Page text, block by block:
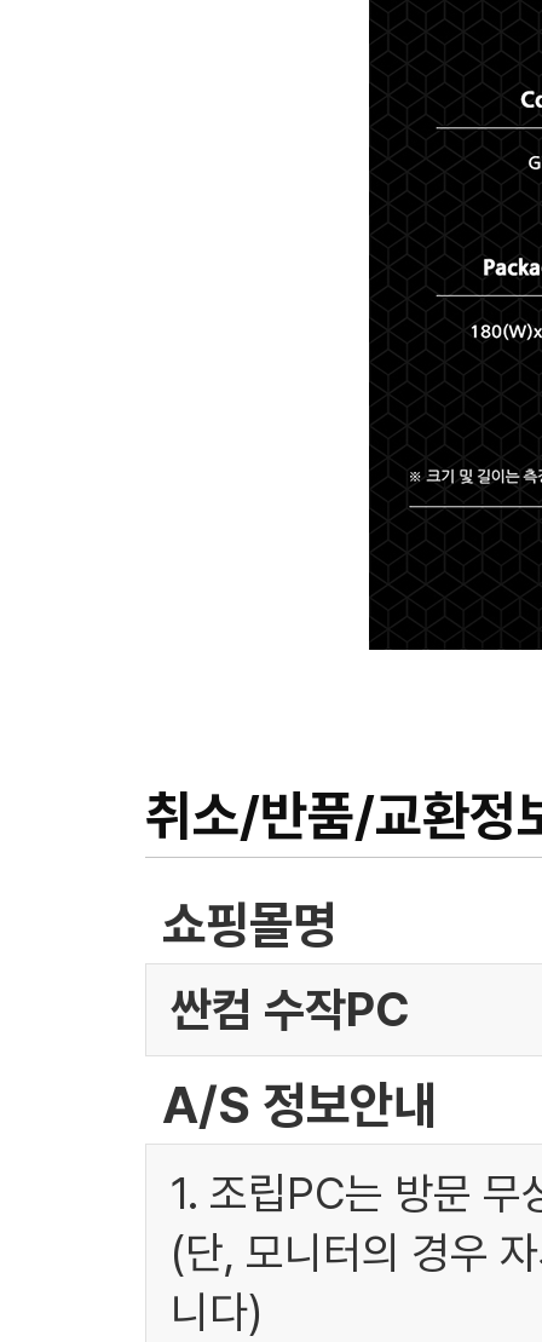
취소/반품/교환정
쇼핑몰명
싼컴 수작PC
A/S 정보안내
1. 조립PC는 방문
(단, 모니터의 경우
니다)